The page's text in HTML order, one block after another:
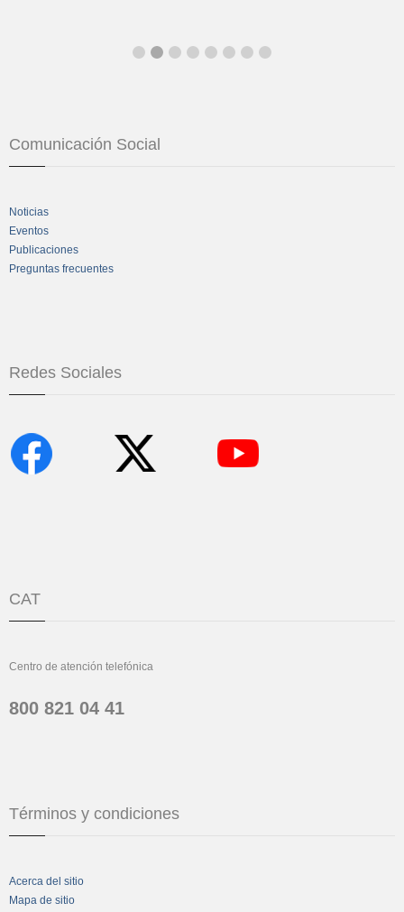
Comunicación Social
Noticias
Eventos
Publicaciones
Preguntas frecuentes
Redes Sociales
CAT
Centro de atención telefónica
800 821 04 41
Términos y condiciones
Acerca del sitio
Mapa de sitio